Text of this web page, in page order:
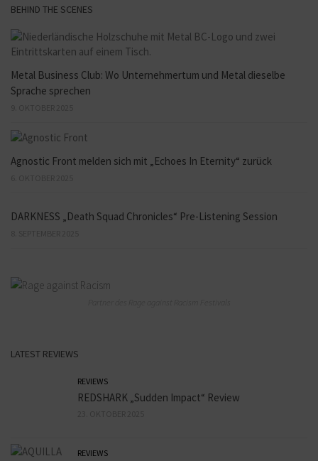
BEHIND THE SCENES
Metal Business Club: Wo Unternehmertum und Metal dieselbe
Sprache sprechen
Agnostic Front melden sich mit „Echoes In Eternity“ zurück
DARKNESS „Death Squad Chronicles“ Pre-Listening Session
LATEST REVIEWS
REVIEWS
REDSHARK „Sudden Impact“ Review
REVIEWS